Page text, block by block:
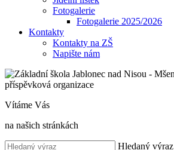
Fotogalerie
Fotogalerie 2025/2026
Kontakty
Kontakty na ZŠ
Napište nám
Vítáme Vás
na našich stránkách
Hledaný výraz